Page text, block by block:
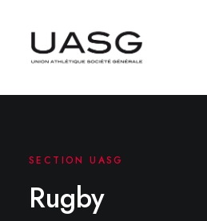
SECTION UASG
Rugby